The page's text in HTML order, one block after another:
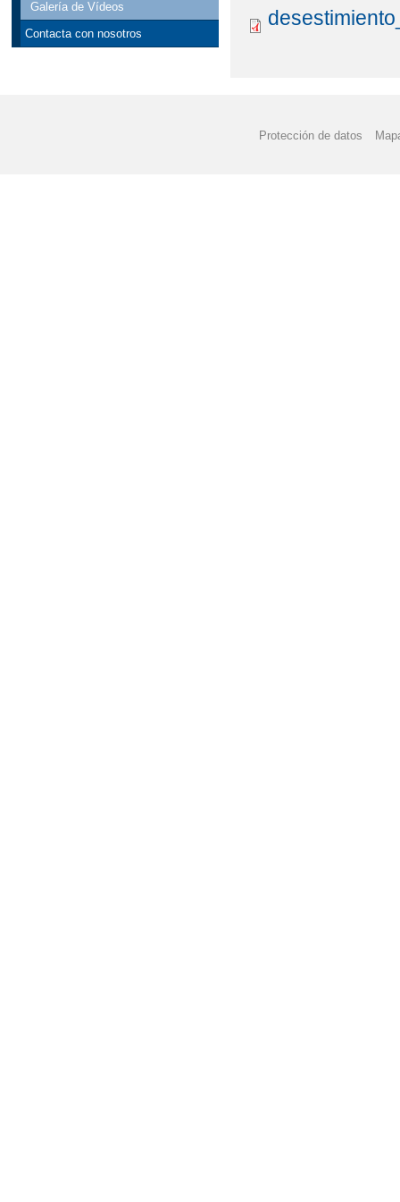
Galería de Vídeos
Contacta con nosotros
Protección de datos